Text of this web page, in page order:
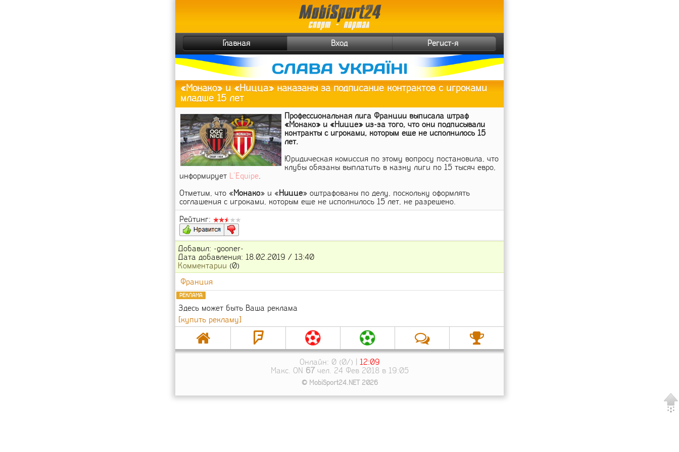
Главная Вход Регист-я
«Монако» и «Ницца» наказаны за подписание контрактов с игроками
младше 15 лет
Профессиональная лига Франции выписала штраф
«Монако» и «Ницце» из-за того, что они подписывали
контракты с игроками, которым еще не исполнилось 15
лет.
Юридическая комиссия по этому вопросу постановила, что
клубы обязаны выплатить в казну лиги по 15 тысяч евро,
информирует
L'Equipe
Отметим, что «Монако» и «Ницце» оштрафованы по делу, поскольку оформлять
соглашения с игроками, которым еще не исполнилось 15 лет, не разрешено.
Рейтинг:
Добавил: -gooner-
Дата добавления: 18.02.2019 / 13:40
Комментарии (0)
Франция
РЕКЛАМА
Здесь может быть Ваша реклама
[купить рекламу]
Онлайн: 0 (0/) | 12:09
Макс. ON 67чел. 24 Фев 2018 в 19:05
© MobiSport24.NET 2026